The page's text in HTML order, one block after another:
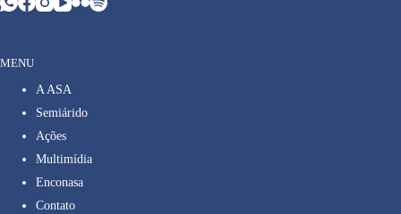
MENU
A ASA
Semiárido
Ações
Multimídia
Enconasa
Contato